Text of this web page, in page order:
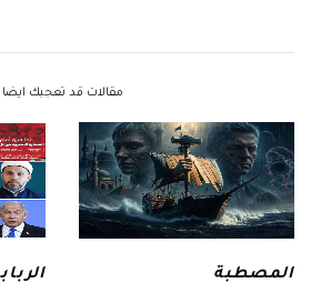
مقالات قد تعجبك ايضا
المصطبة